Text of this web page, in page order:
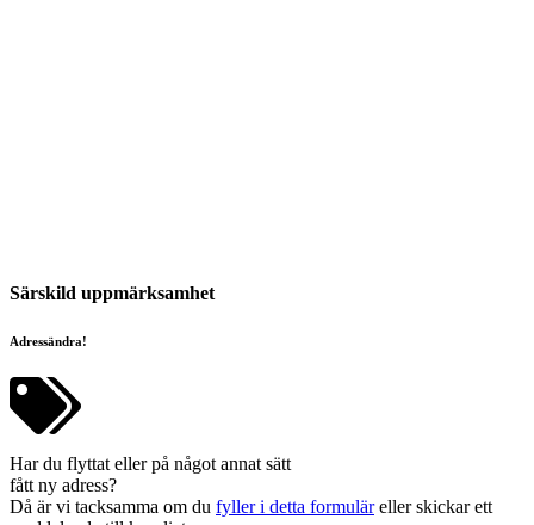
Särskild uppmärksamhet
Adressändra!
Har du flyttat eller på något annat sätt
fått ny adress?
Då är vi tacksamma om du fyller i detta formuläreller skickar ett